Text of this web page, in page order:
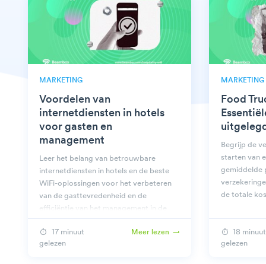
MARKETING
Voordelen van
internetdiensten in hotels
voor gasten en
management
Leer het belang van betrouwbare
internetdiensten in hotels en de beste
WiFi-oplossingen voor het verbeteren
van de gasttevredenheid en de
efficiëntie van het management in de
horeca.
17 minuut
gelezen
Meer lezen
MARKETING
Food
Begrijp de
starten van
gemiddelde
de totale
18 minuut
gelezen